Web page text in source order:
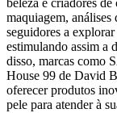
beleza e criadores
maquiagem,
seguidores a
estimulando assim a
disso, marcas como
House 99 de David
oferecer produtos
pele para atender à